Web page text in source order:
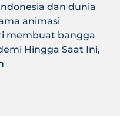
dan dunia
animasi
membuat bangga
Hingga Saat Ini,